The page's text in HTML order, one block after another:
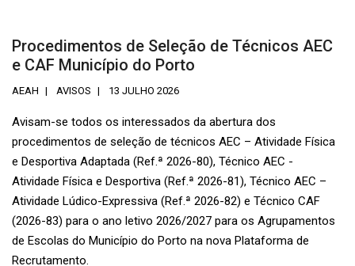
Procedimentos de Seleção de Técnicos AEC
e CAF Município do Porto
AEAH AVISOS 13 JULHO 2026
Avisam-se todos os interessados da abertura dos
procedimentos de seleção de técnicos AEC – Atividade Física
e Desportiva Adaptada (Ref.ª 2026-80), Técnico AEC -
Atividade Física e Desportiva (Ref.ª 2026-81), Técnico AEC –
Atividade Lúdico-Expressiva (Ref.ª 2026-82) e Técnico CAF
(2026-83) para o ano letivo 2026/2027 para os Agrupamentos
de Escolas do Município do Porto na nova Plataforma de
Recrutamento.